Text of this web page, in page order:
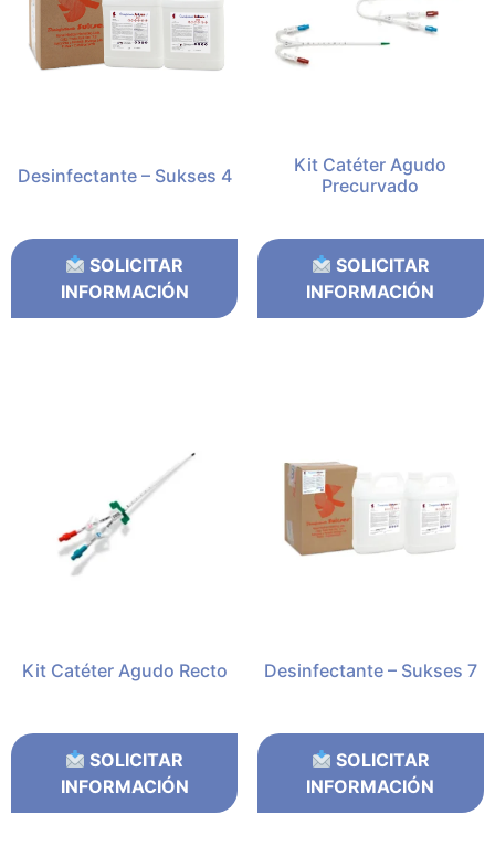
Desinfectante – Sukses 4
SOLICITAR
INFORMACIÓN
Kit Catéter Agudo
Precurvado
SOLICITAR
INFORMACIÓN
Kit Catéter Agudo Recto
SOLICITAR
INFORMACIÓN
Desinfectante – Sukses 7
SOLICITAR
INFORMACIÓN